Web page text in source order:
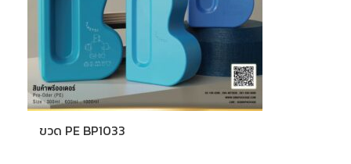
ขวด PE BP1033